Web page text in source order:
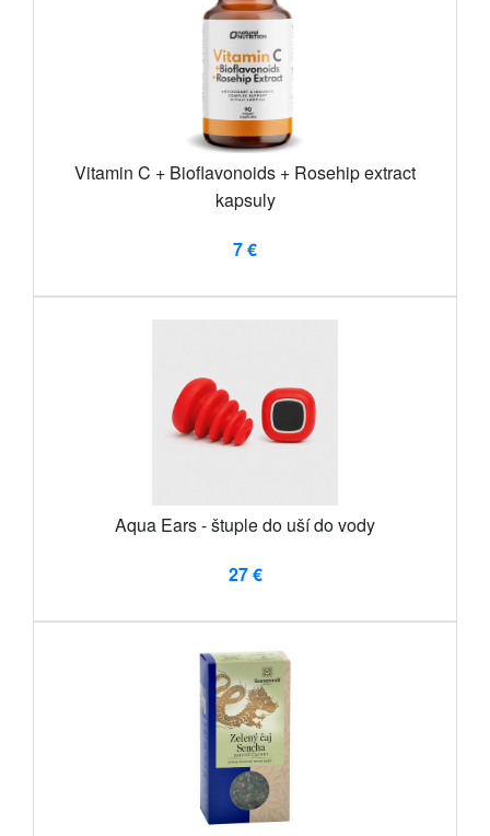
Vitamin C + Bioflavonoids + Rosehip extract
kapsuly
7 €
Aqua Ears - štuple do uší do vody
27 €